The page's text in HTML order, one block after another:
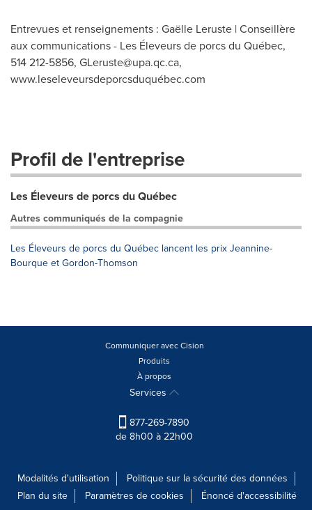
Entrevues et renseignements : Gaëlle Leruste | Conseillère
aux communications - Les Éleveurs de porcs du Québec,
514 212-5856, GLeruste@upa.qc.ca,
www.leseleveursdeporcsduquébec.com
Profil de l'entreprise
Les Éleveurs de porcs du Québec
Autres communiqués de la compagnie
Les Éleveurs de porcs du Québec lancent les prix Jeannine-
Bourque et Gordon-Thomson
Communiquer avec Cision
Produits
À propos
Services
877-269-7890
de 8h00 à 22h00
Modalités d'utilisation
Politique sur la sécurité des données
Plan du site
Paramètres de cookies Énoncé d'accessibilité